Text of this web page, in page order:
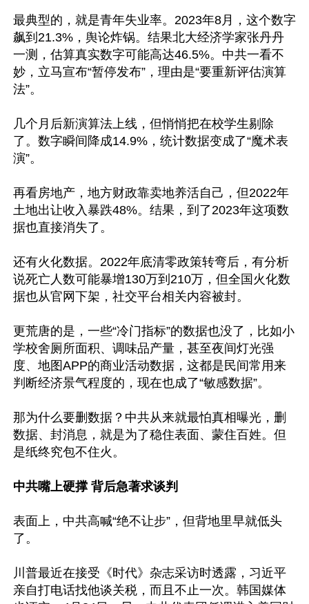
最典型的，就是青年失业率。2023年8月，这个数字
飙到21.3%，舆论炸锅。结果北大经济学家张丹丹
一测，估算真实数字可能高达46.5%。中共一看不
妙，立马宣布“暂停发布”，理由是“要重新评估演算
法”。
几个月后新演算法上线，但悄悄把在校学生剔除
了。数字瞬间降成14.9%，统计数据变成了“魔术表
演”。
再看房地产，地方财政靠卖地养活自己，但2022年
土地出让收入暴跌48%。结果，到了2023年这项数
据也直接消失了。
还有火化数据。2022年底清零政策转弯后，有分析
说死亡人数可能暴增130万到210万，但全国火化数
据也从官网下架，社交平台相关内容被封。
更荒唐的是，一些“冷门指标”的数据也没了，比如小
学校舍厕所面积、调味品产量，甚至夜间灯光强
度、地图APP的商业活动数据，这都是民间常用来
判断经济景气程度的，现在也成了“敏感数据”。
那为什么要删数据？中共从来就最怕真相曝光，删
数据、封消息，就是为了稳住表面、蒙住百姓。但
是纸终究包不住火。
中共嘴上硬撑 背后急著求谈判
表面上，中共高喊“绝不让步”，但背地里早就低头
了。
川普最近在接受《时代》杂志采访时透露，习近平
亲自打电话找他谈关税，而且不止一次。韩国媒体